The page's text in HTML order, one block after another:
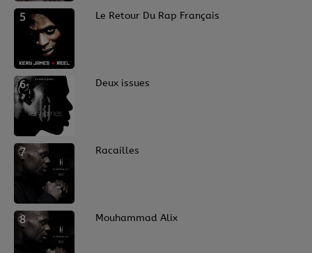
5 Le Retour Du Rap Français
6 Deux issues
7 Racailles
8 Mouhammad Alix